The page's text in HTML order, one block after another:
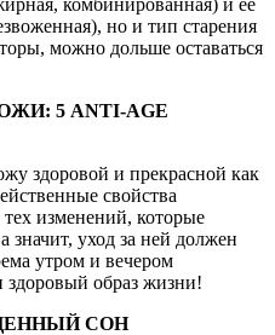
но и тип старения
можно дольше оставаться
5 ANTI-AGE
здоровой и прекрасной как
свойства
изменений, которые
значит, уход за ней должен
утром и вечером
здоровый образ жизни!
СОН